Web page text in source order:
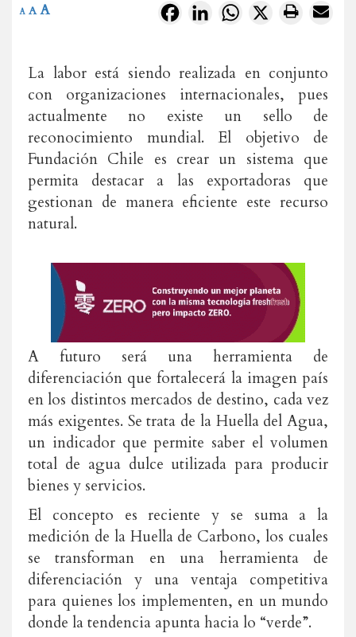
FacebookLinkedInWhatsApp
X
A A A
La labor está siendo realizada en conjunto
con organizaciones internacionales, pues
actualmente no existe un sello de
reconocimiento mundial. El objetivo de
Fundación Chile es crear un sistema que
permita destacar a las exportadoras que
gestionan de manera eficiente este recurso
natural.
A futuro será una herramienta de
diferenciación que fortalecerá la imagen país
en los distintos mercados de destino, cada vez
más exigentes. Se trata de la Huella del Agua,
un indicador que permite saber el volumen
total de agua dulce utilizada para producir
bienes y servicios.
El concepto es reciente y se suma a la
medición de la Huella de Carbono, los cuales
se transforman en una herramienta de
diferenciación y una ventaja competitiva
para quienes los implementen, en un mundo
donde la tendencia apunta hacia lo “verde”.